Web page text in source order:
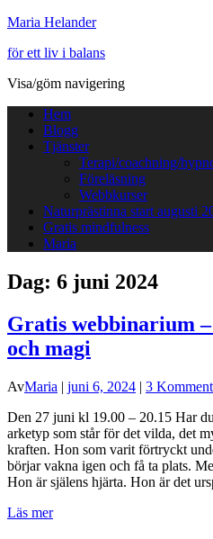
Maria Helander
för ett liv i balans
Visa/göm navigering
Hem
Blogg
Tjänster
Terapi/coachning/
Föreläsning
Webbkurser
Naturprästinna start augusti
Gratis mindfulness
Maria
Dag: 6 juni 2024
Gratis webbinarium
och magi
AvMaria | juni 6, 2024 | 3
Den 27 juni kl 19.00 – 20.15 Har
arketyp som står för det vilda, det
kraften. Hon som varit förtryckt
börjar vakna igen och få ta plats.
Hon är själens hjärta. Hon är det
Läs mer